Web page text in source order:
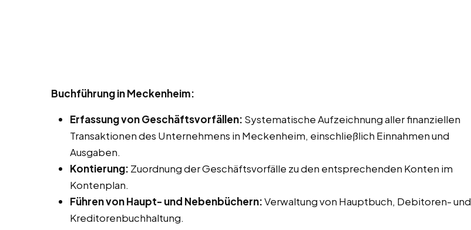
Buchführung in Meckenheim:
Erfassung von Geschäftsvorfällen: Systematische Aufzeichnung aller finanziellen
Transaktionen des Unternehmens in Meckenheim, einschließlich Einnahmen und
Ausgaben.
Kontierung: Zuordnung der Geschäftsvorfälle zu den entsprechenden Konten im
Kontenplan.
Führen von Haupt- und Nebenbüchern:Verwaltung von Hauptbuch, Debitoren- und
Kreditorenbuchhaltung.